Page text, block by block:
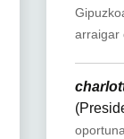
arraigar